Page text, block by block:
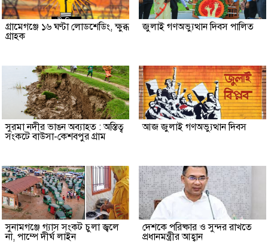
গ্রামেগঞ্জে ১৬ ঘণ্টা লোডশেডিং, ক্ষুব্ধ
গ্রাহক
জুলাই গণঅভ্যুত্থান দিবস পালিত
সুরমা নদীর ভাঙন অব্যাহত : অস্তিত্ব
সংকটে বাউসা-কেশবপুর গ্রাম
আজ জুলাই গণঅভ্যুত্থান দিবস
সুনামগঞ্জে গ্যাস সংকট চুলা জ্বলে
না, পাম্পে দীর্ঘ লাইন
দেশকে পরিষ্কার ও সুন্দর রাখতে
প্রধানমন্ত্রীর আহ্বান